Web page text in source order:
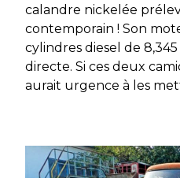
calandre nickelée
contemporain ! Son
cylindres diesel de
directe. Si ces deux
aurait urgence à les